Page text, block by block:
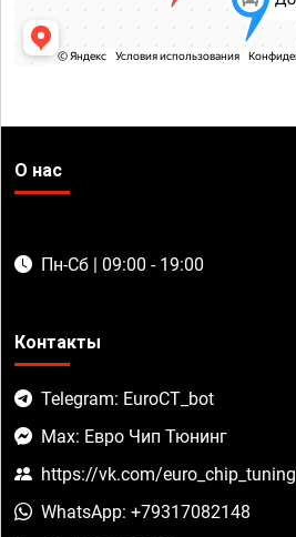
О нас
Пн-Сб | 09:00 - 19:00
Контакты
Telegram: EuroCT_bot
Max: Евро Чип Тюнинг
https://vk.com/euro_chip_tuning
WhatsApp: +79317082148